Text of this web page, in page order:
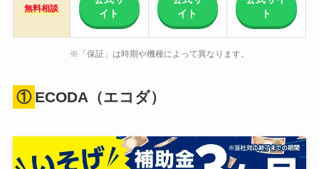
無料相談
イト
イト
ト
※「保証」は時期や機種によって異なります。
① ECODA（エコダ）